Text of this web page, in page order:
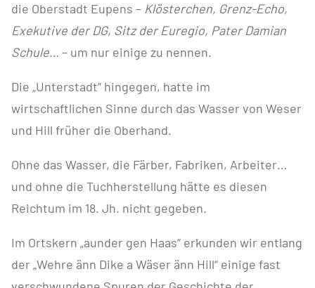
die Oberstadt Eupens – Klösterchen, Grenz-Echo,
Exekutive der DG, Sitz der Euregio, Pater Damian
Schule… – um nur einige zu nennen.
Die „Unterstadt“ hingegen, hatte im
wirtschaftlichen Sinne durch das Wasser von Weser
und Hill früher die Oberhand.
Ohne das Wasser, die Färber, Fabriken, Arbeiter…
und ohne die Tuchherstellung hätte es diesen
Reichtum im 18. Jh. nicht gegeben.
Im Ortskern „aunder gen Haas“ erkunden wir entlang
der „Wehre änn Dike a Wäser änn Hill“ einige fast